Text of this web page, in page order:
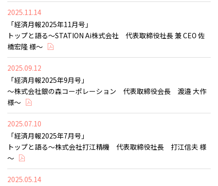
2025.11.14
「経済月報2025年11月号」
トップと語る～STATION Ai株式会社 代表取締役社長 兼 CEO 佐
橋宏隆 様～
2025.09.12
「経済月報2025年9月号」
～株式会社銀の森コーポレーション 代表取締役会長 渡邉 大作
様～
2025.07.10
「経済月報2025年7月号」
トップと語る～株式会社打江精機 代表取締役社長 打江信夫 様
～
2025.05.14